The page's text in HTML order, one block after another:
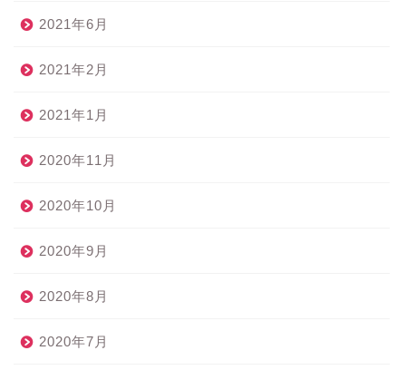
2021年6月
2021年2月
2021年1月
2020年11月
2020年10月
2020年9月
2020年8月
2020年7月